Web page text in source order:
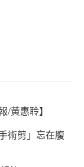
/黃惠聆】
術剪」忘在腹